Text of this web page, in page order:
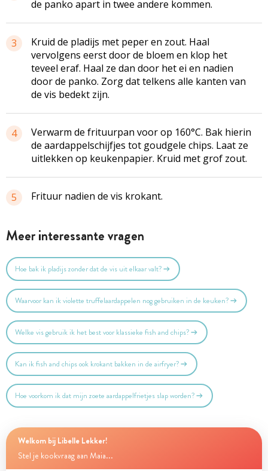
de panko apart in twee andere kommen.
3
Kruid de pladijs met peper en zout. Haal
vervolgens eerst door de bloem en klop het
teveel eraf. Haal ze dan door het ei en nadien
door de panko. Zorg dat telkens alle kanten van
de vis bedekt zijn.
4
Verwarm de frituurpan voor op 160°C. Bak hierin
de aardappelschijfjes tot goudgele chips. Laat ze
uitlekken op keukenpapier. Kruid met grof zout.
5 Frituur nadien de vis krokant.
Meer interessante vragen
Hoe bak ik pladijs zonder dat de vis uit elkaar valt?
Waarvoor kan ik violette truffelaardappelen nog gebruiken in de keuken?
Welke vis gebruik ik het best voor klassieke fish and chips?
Kan ik fish and chips ook krokant bakken in de airfryer?
Hoe voorkom ik dat mijn zoete aardappelfrietjes slap worden?
Welkom bij Libelle Lekker!
Stel je kookvraag aan Maia...